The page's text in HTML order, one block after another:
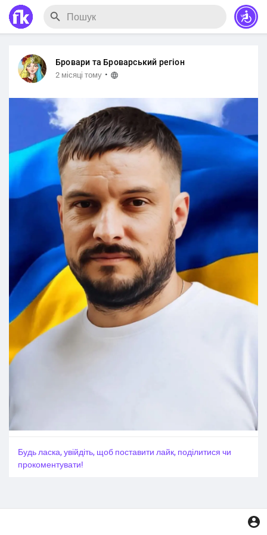
Бровари та Броварський регіон
2 місяці тому ·
Будь ласка, увійдіть, щоб поставити лайк, поділитися чи
прокоментувати!